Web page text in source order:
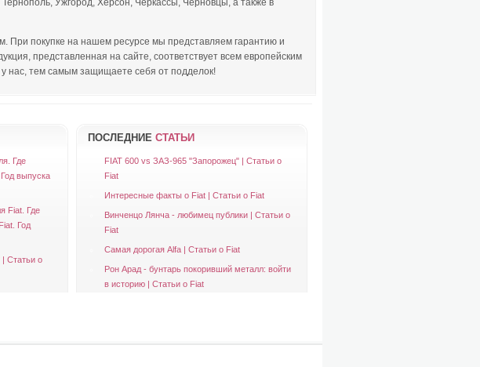
При покупке на нашем ресурсе мы представляем гарантию и
представленная на сайте, соответствует всем европейским
у нас, тем самым защищаете себя от подделок!
Где
выпуска
Fiat. Где
Год
Статьи о
ПОСЛЕДНИЕ СТАТЬИ
FIAT 600 vs ЗАЗ-965 "Запорожец" | Статьи о
Fiat
Интересные факты о Fiat | Статьи о Fiat
Винченцо Лянча - любимец публики | Статьи о
Fiat
Самая дорогая Alfa | Статьи о Fiat
Рон Арад - бунтарь покоривший металл: войти
в историю | Статьи о Fiat